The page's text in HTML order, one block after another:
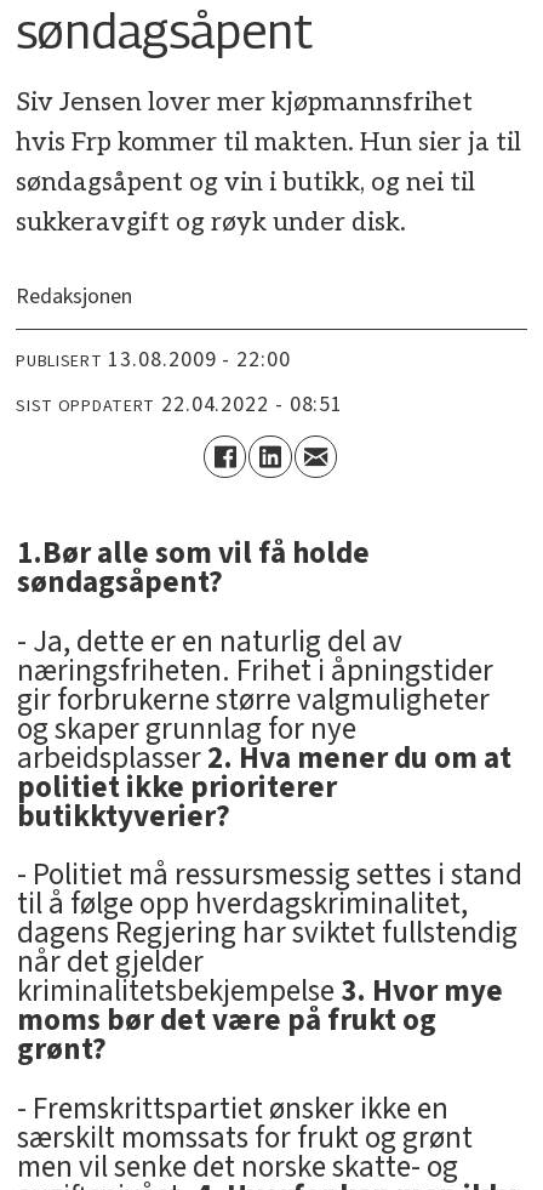
søndagsåpent
Siv Jensen lover mer kjøpmannsfrihet
hvis Frp kommer til makten. Hun sier ja til
søndagsåpent og vin i butikk, og nei til
sukkeravgift og røyk under disk.
Redaksjonen
PUBLISERT 13.08.2009 - 22:00
SIST OPPDATERT 22.04.2022 - 08:51
1.Bør alle som vil få holde
søndagsåpent?
- Ja, dette er en naturlig del av
næringsfriheten. Frihet i åpningstider
gir forbrukerne større valgmuligheter
og skaper grunnlag for nye
arbeidsplasser2. Hva mener du om at
politiet ikke prioriterer
butikktyverier?
- Politiet må ressursmessig settes i stand
til å følge opp hverdagskriminalitet,
dagens Regjering har sviktet fullstendig
når det gjelder
kriminalitetsbekjempelse3. Hvor mye
moms bør det være på frukt og
grønt?
- Fremskrittspartiet ønsker ikke en
særskilt momssats for frukt og grønt
men vil senke det norske skatte- og